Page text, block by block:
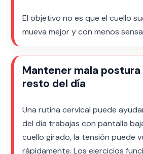
El objetivo no es que el cuello
mueva mejor y con menos
Mantener mala
resto del día
Una rutina cervical puede
del día trabajas con pantalla
cuello girado, la tensión puede
rápidamente. Los ejercicios